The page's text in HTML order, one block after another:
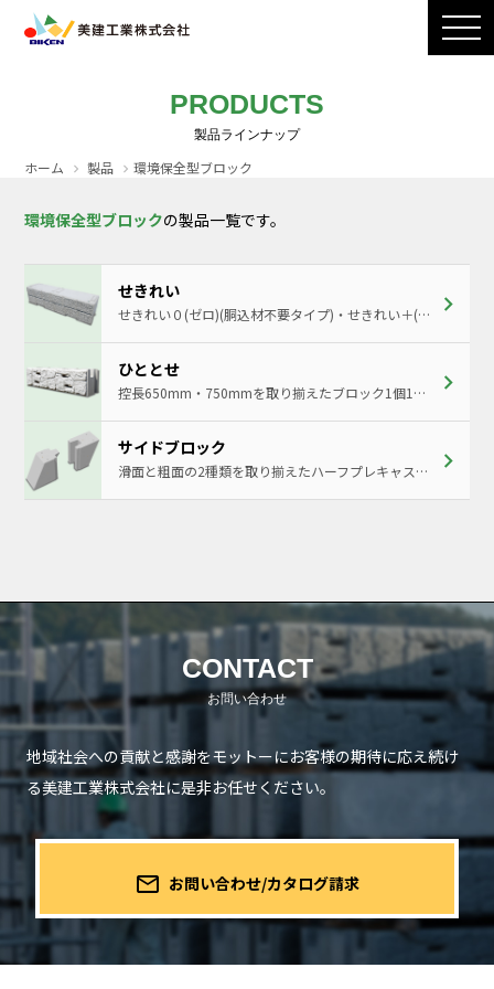
製品ラインナップ
CADダウンロード
PRODUCTS
ホーム 製品 環境保全型ブロック
環境保全型ブロックの製品一覧です。
せきれい
せきれい０(ゼロ)(胴込材不要タイプ)・せきれい＋(プラス)(胴込材を施工するタイプ)の2種類を取り揃えたブロック1個1ｍ²の環境保全型ブロックです。
ひととせ
控長650mm・750mmを取り揃えたブロック1個1ｍ²の環境保全型ブロックです。
サイドブロック
滑面と粗面の2種類を取り揃えたハーフプレキャスト小口止めブロックです。
CONTACT
地域社会への貢献と感謝をモットーにお客様の期待に応え続け
る美建工業株式会社に是非お任せください。
mail_outline お問い合わせ/カタログ請求